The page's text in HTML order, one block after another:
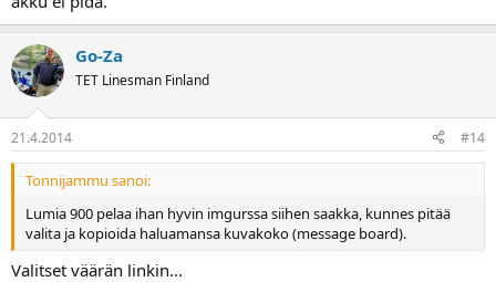
Go-Za
TET Linesman Finland
21.4.2014 #14
Tonnijammu sanoi:
Lumia 900 pelaa ihan hyvin imgurssa siihen saakka, kunnes pitää
valita ja kopioida haluamansa kuvakoko (message board).
Valitset väärän linkin...